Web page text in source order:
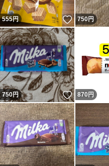
555円 いいね！
750円
750円 いいね！
870 円